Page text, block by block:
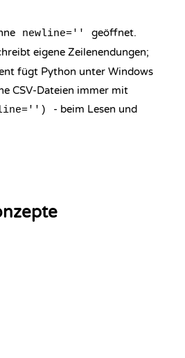
newline=''
geöffnet.
eigene Zeilenendungen;
fügt Python unter Windows
CSV-Dateien immer mit
- beim Lesen und